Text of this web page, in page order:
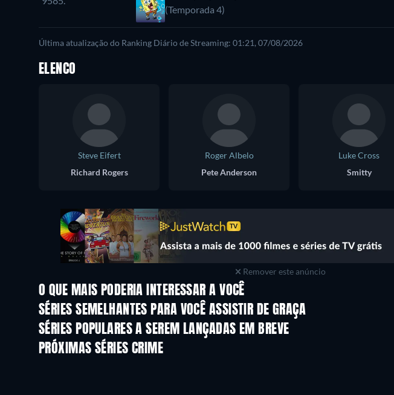
(Temporada 4)
Última atualização do Ranking Diário de Streaming: 01:21, 07/08/2026
ELENCO
Steve Eifert
Richard Rogers
Roger Albelo
Pete Anderson
Luke Cross
Smitty
Remover este anúncio
O QUE MAIS PODERIA INTERESSAR A VOCÊ
Série
SÉRIES SEMELHANTES PARA VOCÊ ASSISTIR DE GRAÇA
SÉRIES POPULARES A SEREM LANÇADAS EM BREVE
Série Série
PRÓXIMAS SÉRIES CRIME
Temporada 6